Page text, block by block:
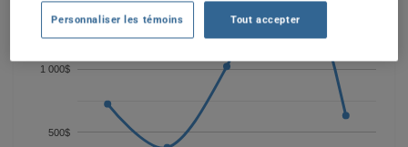
500$
1 000$
1 500$
Personnaliser les témoins Tout accepter